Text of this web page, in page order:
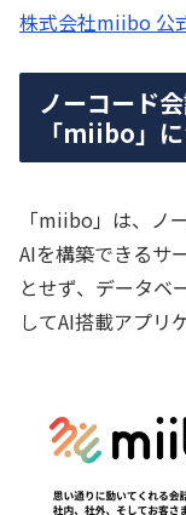
株式会社miibo 公
ノーコード
「miibo」
「miibo」は、ノ
AIを構築できるサ
とせず、データベ
してAI搭載アプリ